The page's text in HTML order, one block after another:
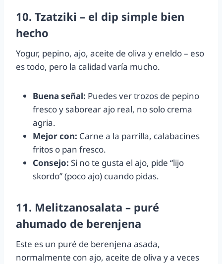
10. Tzatziki – el dip simple bien
hecho
Yogur, pepino, ajo, aceite de oliva y eneldo – eso
es todo, pero la calidad varía mucho.
Buena señal: Puedes ver trozos de pepino
fresco y saborear ajo real, no solo crema
agria.
Mejor con: Carne a la parrilla, calabacines
fritos o pan fresco.
Consejo: Si no te gusta el ajo, pide “lijo
skordo” (poco ajo) cuando pidas.
11. Melitzanosalata – puré
ahumado de berenjena
Este es un puré de berenjena asada,
normalmente con ajo, aceite de oliva y a veces